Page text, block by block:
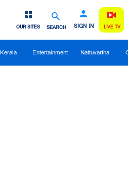
SEARCH SIGN IN
OUR SITES LIVE TV
Kerala Entertainment Nattuvartha